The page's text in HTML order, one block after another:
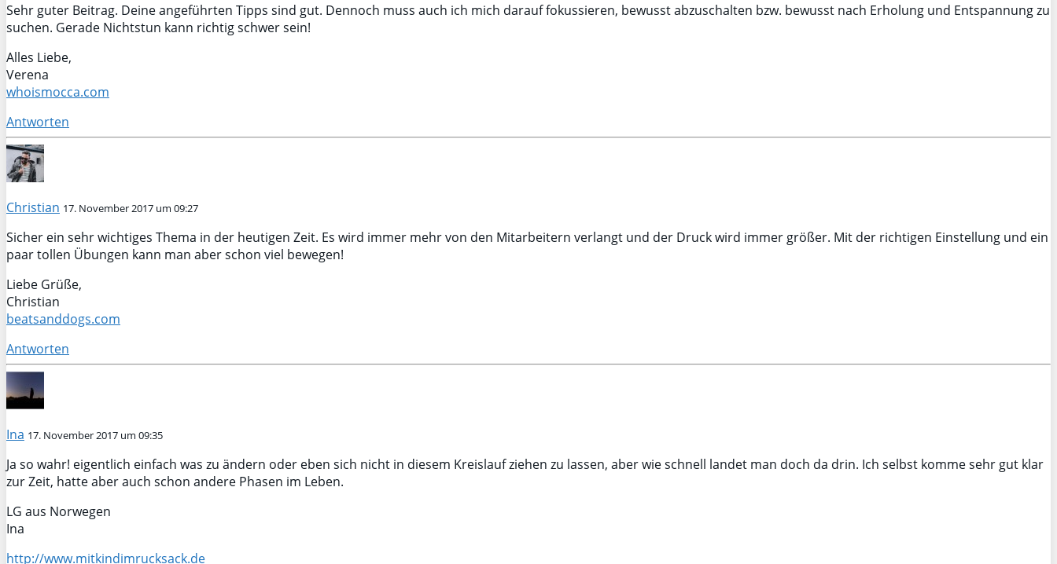
Sehr guter Beitrag. Deine angeführten Tipps sind gut. Dennoch muss auch ich mich darauf fokussieren, bewusst abzuschalten bzw. bewusst nach Erholung und Entspannung zu
suchen. Gerade Nichtstun kann richtig schwer sein!
Alles Liebe,
Verena
whoismocca.com
Antworten
Christian 17. November 2017 um 09:27
Sicher ein sehr wichtiges Thema in der heutigen Zeit. Es wird immer mehr von den Mitarbeitern verlangt und der Druck wird immer größer. Mit der richtigen Einstellung und ein
paar tollen Übungen kann man aber schon viel bewegen!
Liebe Grüße,
Christian
beatsanddogs.com
Antworten
Ina 17. November 2017 um 09:35
Ja so wahr! eigentlich einfach was zu ändern oder eben sich nicht in diesem Kreislauf ziehen zu lassen, aber wie schnell landet man doch da drin. Ich selbst komme sehr gut klar
zur Zeit, hatte aber auch schon andere Phasen im Leben.
LG aus Norwegen
Ina
http://www.mitkindimrucksack.de